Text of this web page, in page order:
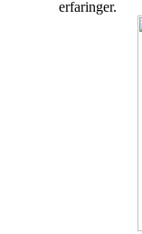
erfaringer.